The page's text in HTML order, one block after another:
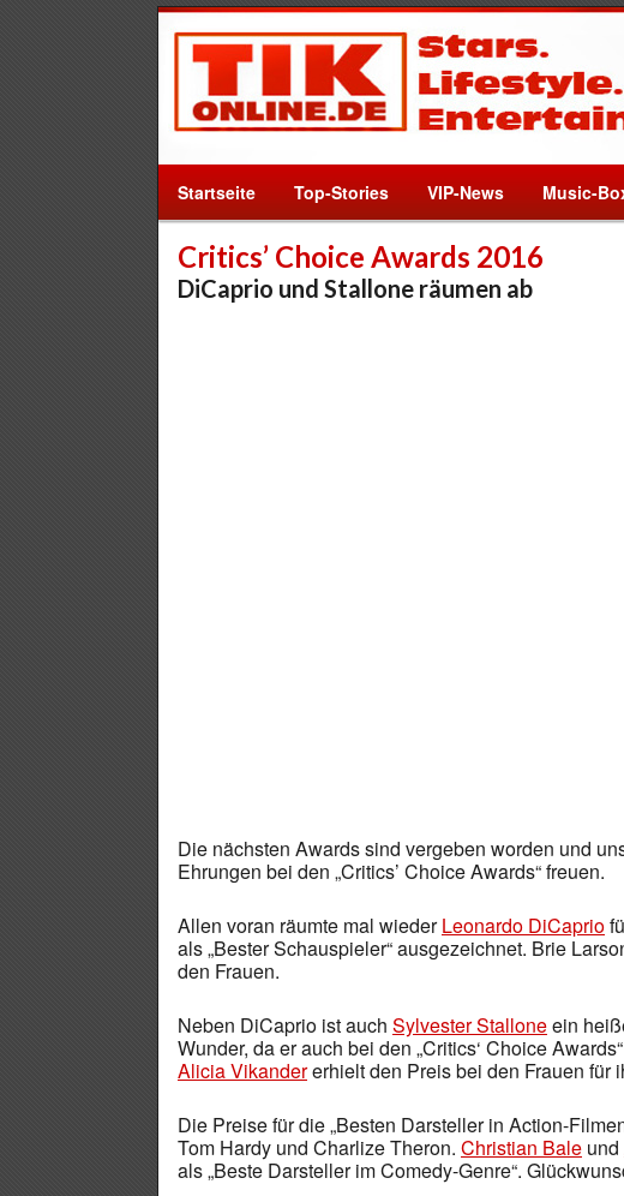
Startseite Top-Stories VIP-News Music-
Critics’ Choice Awards 2016
DiCaprio und Stallone räumen ab
Die nächsten Awards sind vergeben worden und
Ehrungen bei den „Critics’ Choice Awards“ freuen.
Allen voran räumte mal wiederLeonardo DiCaprio
als „Bester Schauspieler“ ausgezeichnet. Brie
den Frauen.
Neben DiCaprio ist auch Sylvester Stalloneein
Wunder, da er auch bei den „Critics‘ Choice
Alicia Vikandererhielt den Preis bei den Frauen für
Die Preise für die „Besten Darsteller in Action-
Tom Hardy und Charlize Theron. Christian Bale und
als „Beste Darsteller im Comedy-Genre“.